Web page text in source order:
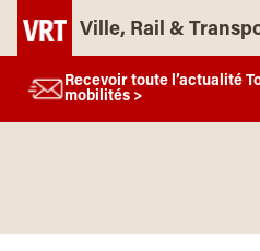
Ville, Rail &
Recevoir toute l’actualité
mobilités >